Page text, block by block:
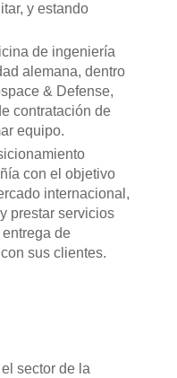
y estando
de ingeniería
alemana, dentro
& Defense,
contratación de
equipo.
con el objetivo
internacional,
prestar servicios
de
sus clientes.
sector de la